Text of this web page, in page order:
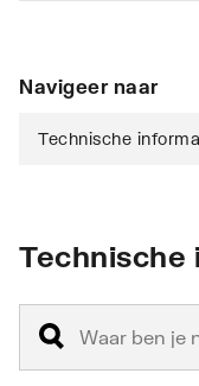
Navigeer naar
Technische
Technische